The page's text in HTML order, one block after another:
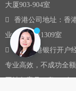
大厦903-904室
香港公司地址：香
业大厦13楼1309室
10年香港银行开户
专业高效，不成功全